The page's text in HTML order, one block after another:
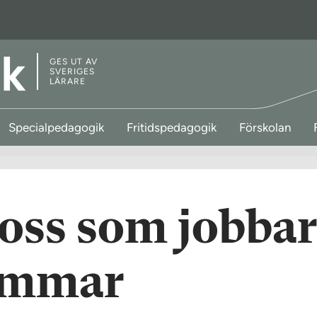
GES UT AV
SVERIGES
LÄRARE
Specialpedagogik Fritidspedagogik Förskolan
som jobbar